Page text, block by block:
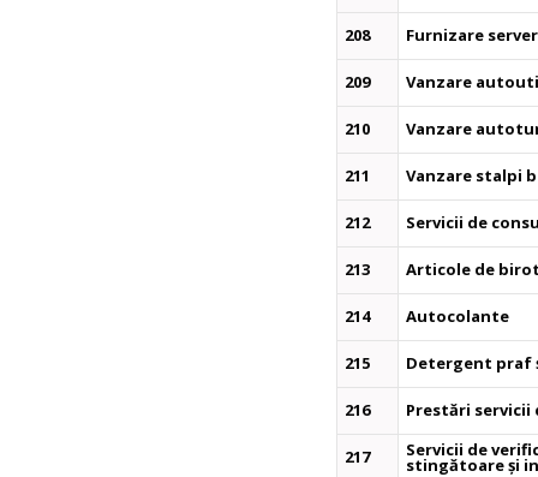
208 Furnizare server
209 Vanzare
210 Vanzare
211 Vanzare stalpi
212 Servicii de
213 Articole de
214 Autocolante
215 Detergent praf
216 Prestări servicii
217 Servicii de
stingătoare și